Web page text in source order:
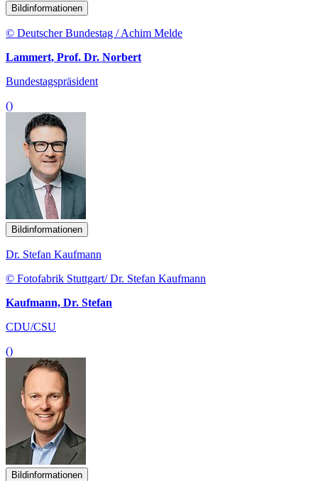
Bildinformationen
© Deutscher Bundestag / Achim Melde
Lammert, Prof. Dr. Norbert
Bundestagspräsident
()
Bildinformationen
Dr. Stefan Kaufmann
© Fotofabrik Stuttgart/ Dr. Stefan Kaufmann
Kaufmann, Dr. Stefan
CDU/CSU
()
Bildinformationen